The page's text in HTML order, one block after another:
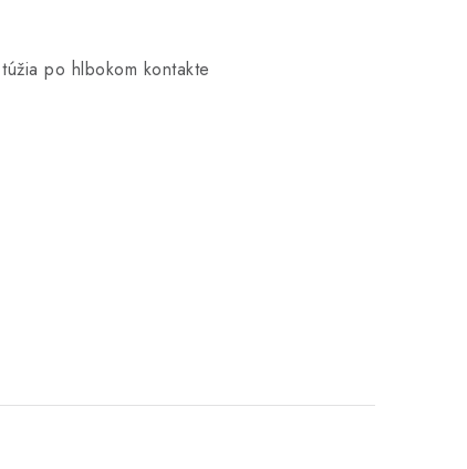
po hlbokom kontakte